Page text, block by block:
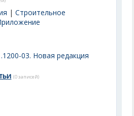
|Строительное
03. Новая редакция
(0 записей)